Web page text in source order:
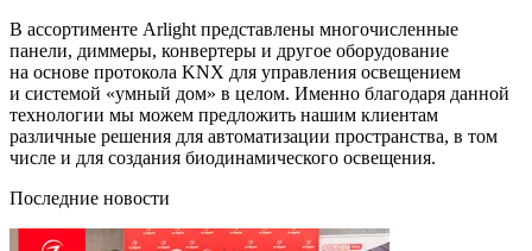
В ассортименте Arlight представлены многочисленные
панели, диммеры, конвертеры и другое оборудование
на основе протокола KNX для управления освещением
и системой «умный дом» в целом. Именно благодаря данной
технологии мы можем предложить нашим клиентам
различные решения для автоматизации пространства, в том
числе и для создания биодинамического освещения.
Последние новости